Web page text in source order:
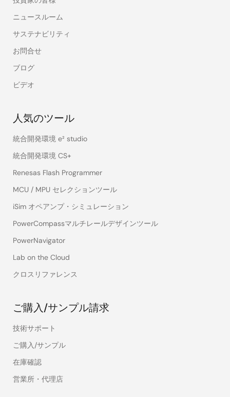
ニュースルーム
サステナビリティ
お問合せ
ブログ
ビデオ
人気のツール
統合開発環境 e² studio
統合開発環境 CS+
Renesas Flash Programmer
MCU / MPU セレクションツール
iSim オペアンプ・シミュレーション
PowerCompassマルチレールデザインツール
PowerNavigator
Lab on the Cloud
クロスリファレンス
ご購入/サンプル請求
技術サポート
ご購入/サンプル
在庫確認
営業所・代理店